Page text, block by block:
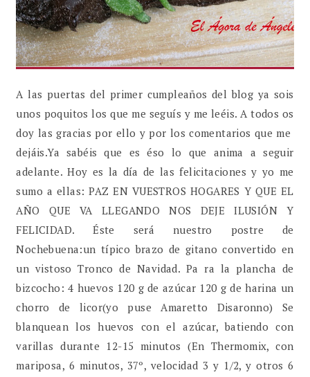
A las puertas del primer cumpleaños del blog ya sois
unos poquitos los que me seguís y me leéis. A todos os
doy las gracias por ello y por los comentarios que me
dejáis.Ya sabéis que es éso lo que anima a seguir
adelante. Hoy es la día de las felicitaciones y yo me
sumo a ellas: PAZ EN VUESTROS HOGARES Y QUE EL
AÑO QUE VA LLEGANDO NOS DEJE ILUSIÓN Y
FELICIDAD. Éste será nuestro postre de
Nochebuena:un típico brazo de gitano convertido en
un vistoso Tronco de Navidad. Pa ra la plancha de
bizcocho: 4 huevos 120 g de azúcar 120 g de harina un
chorro de licor(yo puse Amaretto Disaronno) Se
blanquean los huevos con el azúcar, batiendo con
varillas durante 12-15 minutos (En Thermomix, con
mariposa, 6 minutos, 37º, velocidad 3 y 1/2, y otros 6